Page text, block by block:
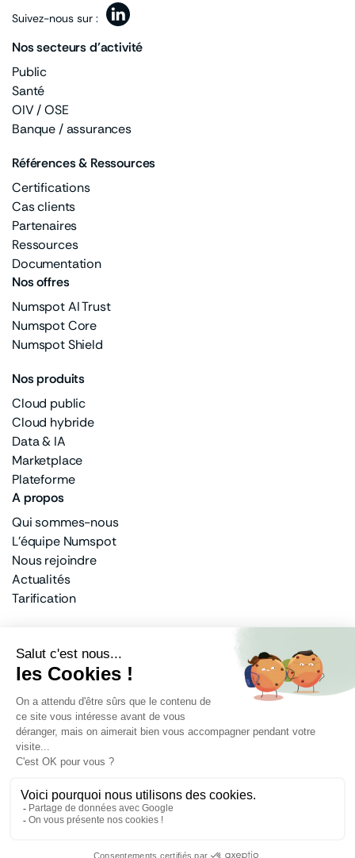
A propos
Qui sommes-nous
L'équipe Numspot
Nous rejoindre
Actualités
Tarification
100% français
Banque des Territoires
Dassault Systèmes
Bouygues Telecom
Nos offres
Numspot AI Trust
Numspot Core
Numspot Shield
Nos produits
Cloud public
Cloud hybride
Data & IA
Marketplace
Plateforme
Nos secteurs d’activité
Public
Santé
OIV / OSE
Banque / assurances
Références & Ressources
Certifications
Cas clients
Partenaires
Ressources
Documentation
Suivez-nous sur :
Protection des données
Politique de cookies
© Tous droits réservés Numspot